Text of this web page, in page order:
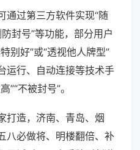
通过第三方软件实现“随
封号”等功能，部分用户
别好”或“透视他人牌型”
运行、自动连接等技术手
”“不被封号”。
打造，济南、青岛、烟
八必做将、明楼翻倍、补